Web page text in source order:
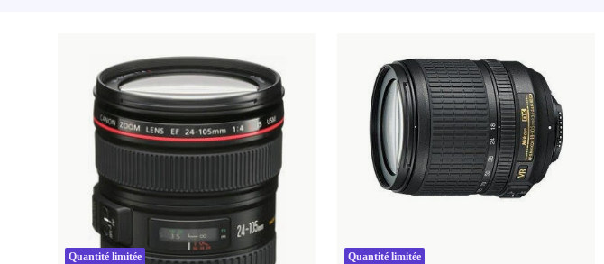
Quantité limitée Quantité limitée